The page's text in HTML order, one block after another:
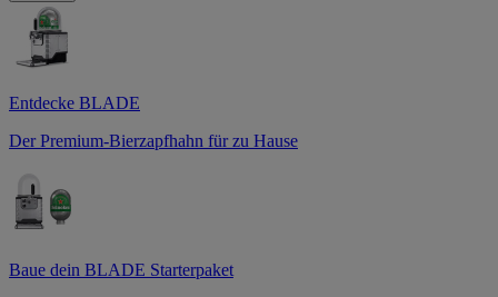
Entdecke BLADE
Der Premium-Bierzapfhahn für zu Hause
Baue dein BLADE Starterpaket